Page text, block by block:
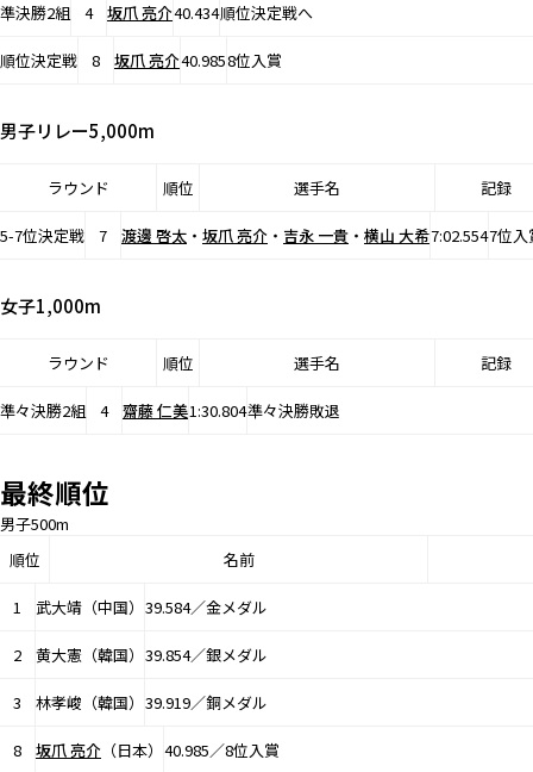
準決勝2組 4 坂爪 亮介40.434順位決定戦へ
順位決定戦 8 坂爪 亮介40.9858位入賞
男子リレー5,000m
ラウンド 順位 選手名 記録
5-7位決定戦 7 渡邊 啓太 ・ 坂爪 亮介 ・ 吉永 一貴 ・ 横山 大希7:02.5547位入
女子1,000m
ラウンド 順位 選手名 記録
準々決勝2組 4 齋藤 仁美1:30.804準々決勝敗退
最終順位
男子500m
順位
名前
1 武大靖（中国） 39.584／金メダル
2 黄大憲（韓国） 39.854／銀メダル
3 林孝峻（韓国） 39.919／銅メダル
8 坂爪 亮介 （日本） 40.985／8位入賞